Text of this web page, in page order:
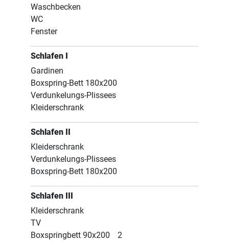
Waschbecken
WC
Fenster
Schlafen I
Gardinen
Boxspring-Bett 180x200
Verdunkelungs-Plissees
Kleiderschrank
Schlafen II
Kleiderschrank
Verdunkelungs-Plissees
Boxspring-Bett 180x200
Schlafen III
Kleiderschrank
TV
Boxspringbett 90x200
2